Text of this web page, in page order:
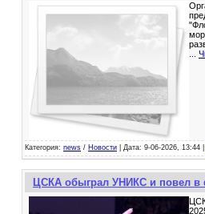
Категория: news / Новости | Дата: 9-06-2026, 13:44 |
ЦСКА обыграл УНИКС и повел в